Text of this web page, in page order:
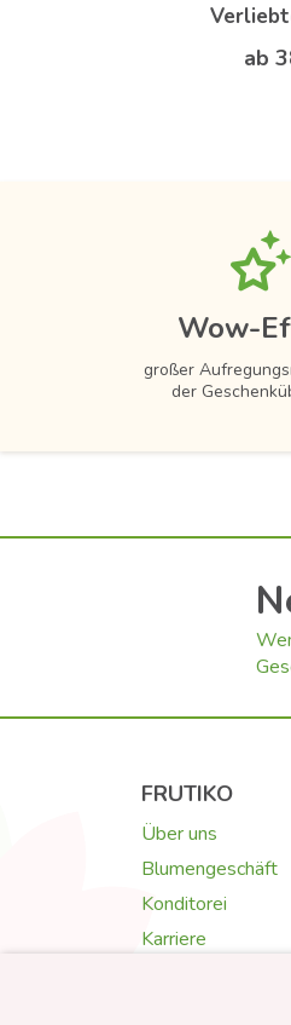
ab
Wow-
großer
der
FRUTIKO
Über uns
Blumengeschäft
Konditorei
Karriere